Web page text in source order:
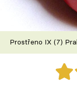
TV Program
Škola vaření
Recepty z
Speciál:
Prostřeno IX (7)